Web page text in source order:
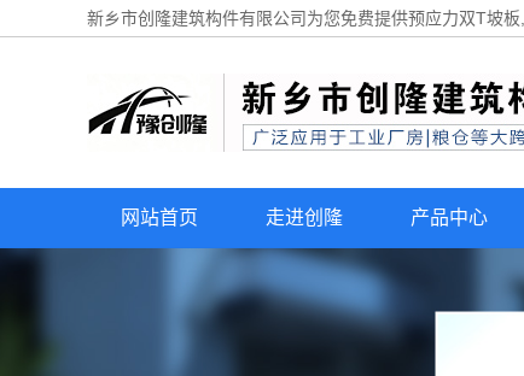
新乡市创隆建筑构件有限公司为您免费提供预应力双T坡板
网站首页 走进创隆 产品中心